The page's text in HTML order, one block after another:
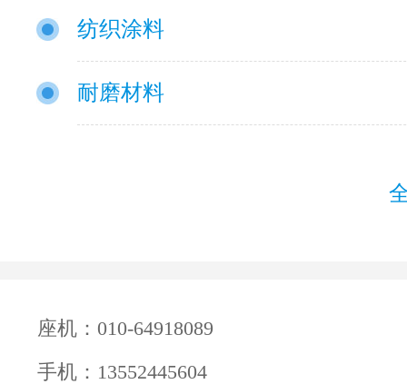
纺织涂料
耐磨材料
座机：010-64918089
手机：13552445604